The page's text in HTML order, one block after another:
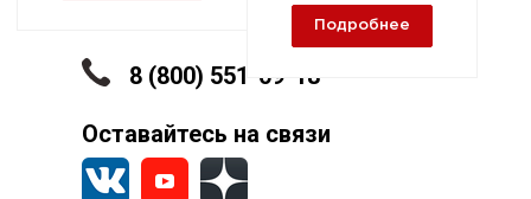
Подробнее
8 (800) 551-09-18
Оставайтесь на связи